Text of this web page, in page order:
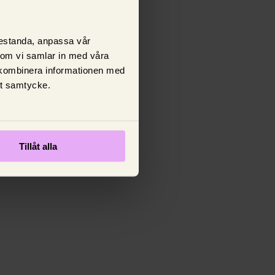
anpassa vår
vi samlar in med våra
informationen med
samtycke.
Tillåt alla